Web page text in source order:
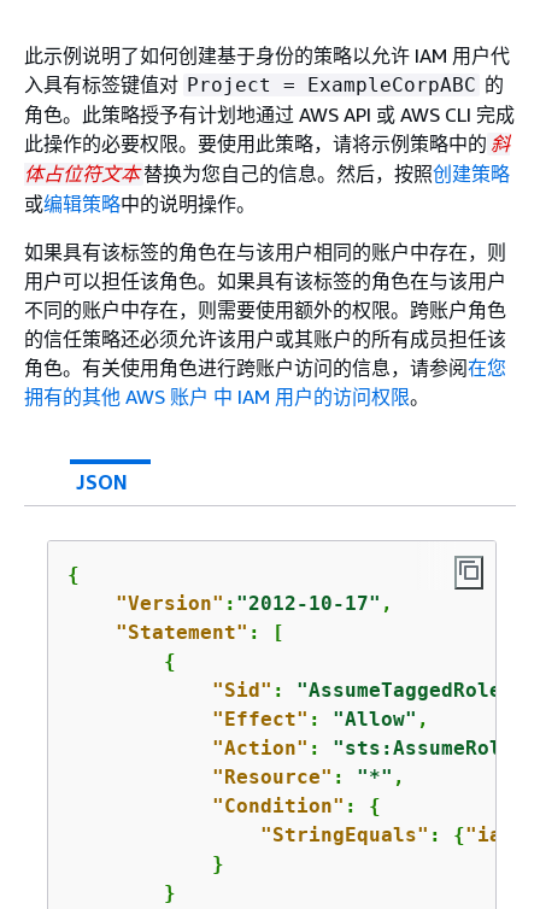
此示例说明了如何创建基于身份的策略以允许 IAM 用户代
入具有标签键值对 Project = ExampleCorpABC 的
角色。此策略授予有计划地通过 AWS API 或 AWS CLI 完成
此操作的必要权限。要使用此策略，请将示例策略中的 斜
体占位符文本 替换为您自己的信息。然后，按照创建策略
或编辑策略中的说明操作。
如果具有该标签的角色在与该用户相同的账户中存在，则
用户可以担任该角色。如果具有该标签的角色在与该用户
不同的账户中存在，则需要使用额外的权限。跨账户角色
的信任策略还必须允许该用户或其账户的所有成员担任该
角色。有关使用角色进行跨账户访问的信息，请参阅在您
拥有的其他 AWS 账户 中 IAM 用户的访问权限。
JSON
{
"Version" : "2012-10-17" ,
"Statement" : [
{
"Sid" : "AssumeTaggedRole"
"Effect" : "Allow" ,
"Action" : "sts:AssumeRole"
"Resource" : "*" ,
"Condition" : {
"StringEquals" : {
            }
        }